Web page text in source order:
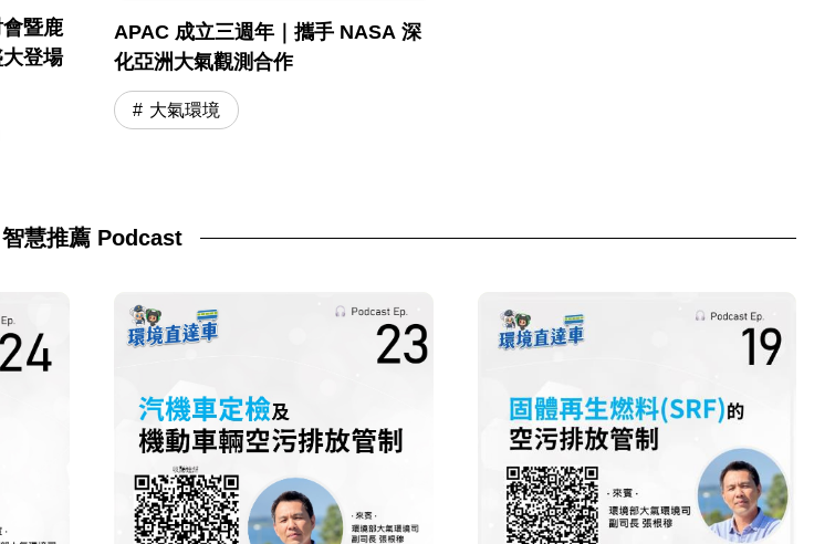
暨鹿
登場
APAC 成立三週年｜攜手 NASA 深
化亞洲大氣觀測合作
大氣環境
智慧推薦 Podcast